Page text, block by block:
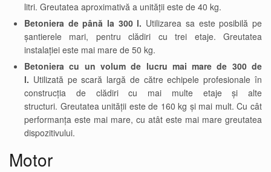
litri. Greutatea aproximativă a unității este de 40 kg.
Betoniera de până la 300 l. Utilizarea sa este posibilă pe
șantierele mari, pentru clădiri cu trei etaje. Greutatea
instalației este mai mare de 50 kg.
Betoniera cu un volum de lucru mai mare de 300 de
l. Utilizată pe scară largă de către echipele profesionale în
construcția de clădiri cu mai multe etaje și alte
structuri. Greutatea unității este de 160 kg și mai mult. Cu cât
performanța este mai mare, cu atât este mai mare greutatea
dispozitivului.
Motor